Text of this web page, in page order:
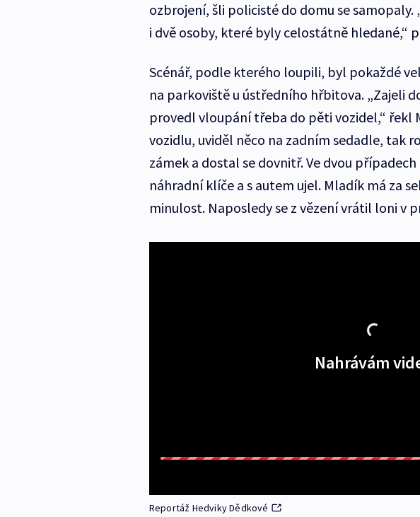
ozbrojení, šli policisté do domu se
i dvě osoby, které byly celostátně hledané,“
Scénář, podle kterého loupili, byl pokaždé
na parkoviště u ústředního hřbitova. „Zajeli
provedl vloupání třeba do pěti vozidel,“ řekl
vozidlu, uviděl něco na zadním sedadle, tak
zámek a dostal se dovnitř. Ve dvou
náhradní klíče a s autem ujel. Mladík má za
minulost. Naposledy se z vězení vrátil loni v
Nahrávám
Reportáž Hedviky Dědkové